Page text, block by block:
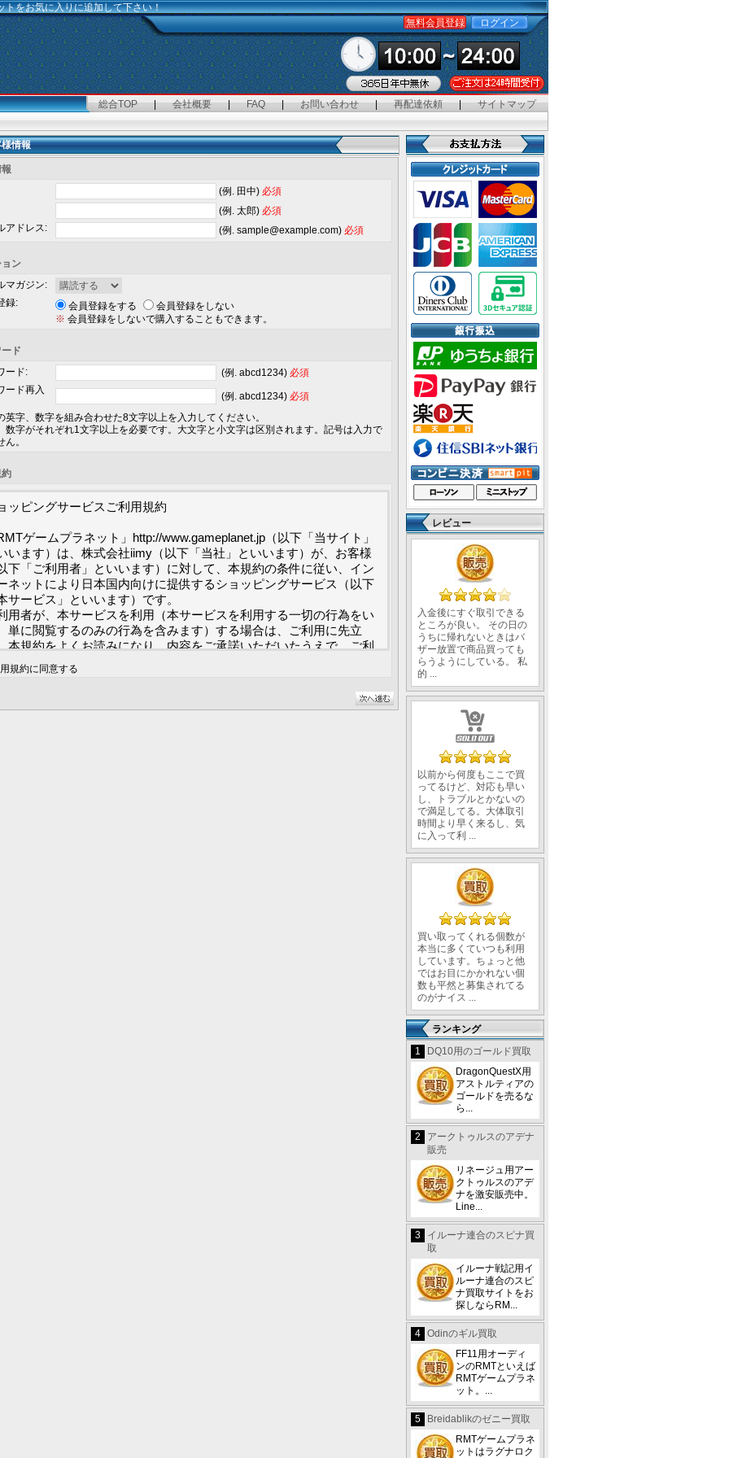
トをお気に入りに追加して下さい！
ログイン
無料会員登録
総合TOP | 会社概要 | FAQ | お問い合わせ | 再配達依頼 |
サイトマップ
情報
(例. 田中) 必須
(例. 太郎) 必須
アドレス:
(例. sample@example.com) 必須
ョン
マガジン:
録:
会員登録をする
会員登録をしない
※ 会員登録をしないで購入することもできます。
ド
ード:
(例. abcd1234) 必須
ード再入
(例. abcd1234) 必須
英字、数字を組み合わせた8文字以上を入力してください。
数字がそれぞれ1文字以上を必要です。大文字と小文字は区別されます。記号は入力で
ん。
ッピングサービスご利用規約
RMTゲームプラネット」http://www.gameplanet.jp（以下「当サイト」
います）は、株式会社iimy（以下「当社」といいます）が、お客様
以下「ご利用者」といいます）に対して、本規約の条件に従い、イン
ネットにより日本国内向けに提供するショッピングサービス（以下
サービス」といいます）です。
用者が、本サービスを利用（本サービスを利用する一切の行為をい
単に閲覧するのみの行為を含みます）する場合は、ご利用に先立
本規約をよくお読みになり、内容をご承諾いただいたうえで、ご利
ださい。ご利用者が本規約に同意されない場合は、当サイトをご利
なることはできません。引き続き当サイトを閲覧、またはアクセス
規約に同意する
レビュー
入金後にすぐ取引できる
ところが良い。 その日の
うちに帰れないときはバ
ザー放置で商品買っても
らうようにしている。 私
的 ...
以前から何度もここで買
ってるけど、対応も早い
し、トラブルとかないの
で満足してる。大体取引
時間より早く来るし、気
に入って利 ...
買い取ってくれる個数が
本当に多くていつも利用
しています。ちょっと他
ではお目にかかれない個
数も平然と募集されてる
のがナイス ...
ランキング
1
DQ10用のゴールド買取
DragonQuestX用
アストルティアの
ゴールドを売るな
ら...
2
アークトゥルスのアデナ
販売
リネージュ用アー
クトゥルスのアデ
ナを激安販売中。
Line...
3
イルーナ連合のスピナ買
取
イルーナ戦記用イ
ルーナ連合のスピ
ナ買取サイトをお
探しならRM...
4 Odinのギル買取
FF11用オーディ
ンのRMTといえば
RMTゲームプラネ
ット。...
5
Breidablikのゼニー買取
RMTゲームプラネ
ットはラグナロク